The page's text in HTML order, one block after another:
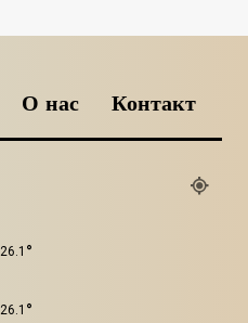
О нас Контакт
26.1 °
26.1 °